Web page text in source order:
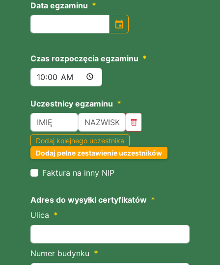
Data egzaminu *
event
Czas rozpoczęcia egzaminu *
Uczestnicy egzaminu *
Dodaj kolejnego uczestnika
Dodaj pełne zestawienie uczestników
Faktura na inny NIP
Adres do wysyłki certyfikatów *
Ulica *
Numer budynku *